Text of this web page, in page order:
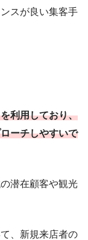
スが良い集客手
利用しており、
ーチしやすいで
潜在顧客や観光
、新規来店者の